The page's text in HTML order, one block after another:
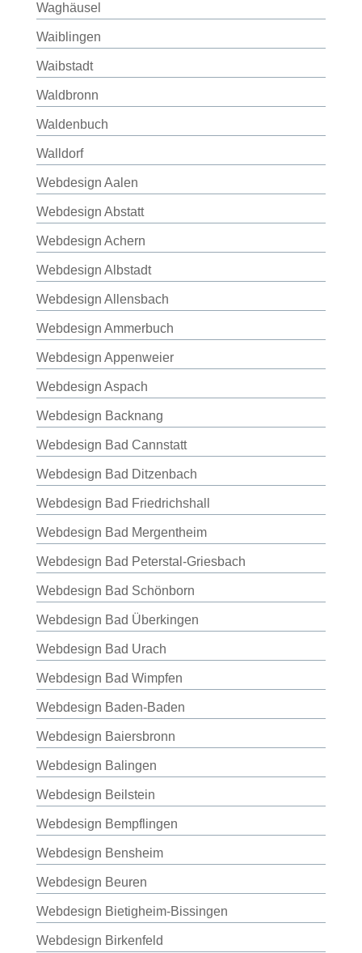
Waghäusel
Waiblingen
Waibstadt
Waldbronn
Waldenbuch
Walldorf
Webdesign Aalen
Webdesign Abstatt
Webdesign Achern
Webdesign Albstadt
Webdesign Allensbach
Webdesign Ammerbuch
Webdesign Appenweier
Webdesign Aspach
Webdesign Backnang
Webdesign Bad Cannstatt
Webdesign Bad Ditzenbach
Webdesign Bad Friedrichshall
Webdesign Bad Mergentheim
Webdesign Bad Peterstal-Griesbach
Webdesign Bad Schönborn
Webdesign Bad Überkingen
Webdesign Bad Urach
Webdesign Bad Wimpfen
Webdesign Baden-Baden
Webdesign Baiersbronn
Webdesign Balingen
Webdesign Beilstein
Webdesign Bempflingen
Webdesign Bensheim
Webdesign Beuren
Webdesign Bietigheim-Bissingen
Webdesign Birkenfeld